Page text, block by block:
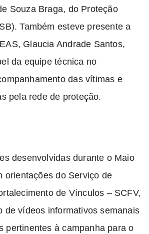
Souza Braga, do Proteção
Também esteve presente a
Glaucia Andrade Santos,
da equipe técnica no
das vítimas e
pela rede de proteção.
desenvolvidas durante o Maio
orientações do Serviço de
de Vínculos – SCFV,
de vídeos informativos semanais
pertinentes à campanha para o